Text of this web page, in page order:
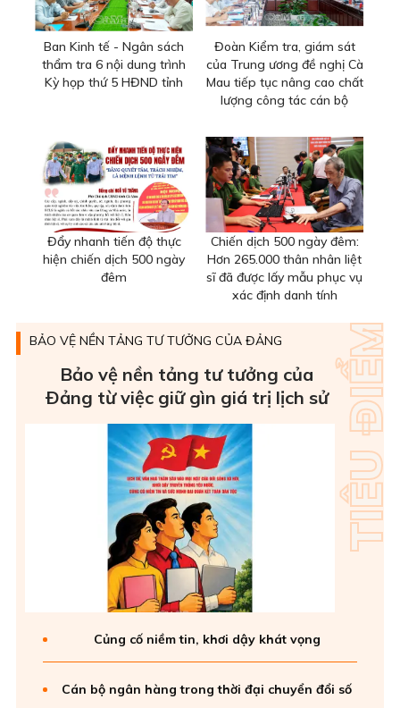
Ban Kinh tế - Ngân sách
thẩm tra 6 nội dung trình
Kỳ họp thứ 5 HĐND tỉnh
Đoàn Kiểm tra, giám sát
của Trung ương đề nghị Cà
Mau tiếp tục nâng cao chất
lượng công tác cán bộ
Đẩy nhanh tiến độ thực
hiện chiến dịch 500 ngày
đêm
Chiến dịch 500 ngày đêm:
Hơn 265.000 thân nhân liệt
sĩ đã được lấy mẫu phục vụ
xác định danh tính
BẢO VỆ NỀN TẢNG TƯ TƯỞNG CỦA ĐẢNG
Bảo vệ nền tảng tư tưởng của
Ðảng từ việc giữ gìn giá trị lịch sử
Củng cố niềm tin, khơi dậy khát vọng
Cán bộ ngân hàng trong thời đại chuyển đổi số